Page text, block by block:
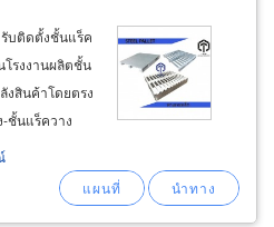
บติดตั้งชั้นแร็ค
โรงงานผลิตชั้น
งสินค้าโดยตรง
ชั้นแร็ควาง
นย์กระจายสิน
ละรับติดตั้งชั้น